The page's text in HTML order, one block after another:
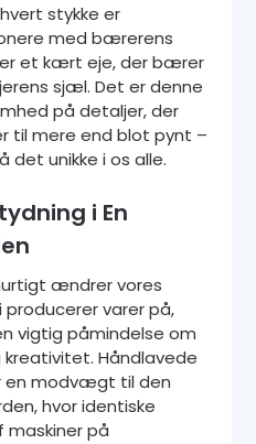
stykke er
med bærerens
et kært eje, der bærer
sjæl. Det er denne
på detaljer, der
til mere end blot pynt –
det unikke i os alle.
i En
ændrer vores
varer på,
vigtig påmindelse om
kreativitet. Håndlavede
en modvægt til den
hvor identiske
på